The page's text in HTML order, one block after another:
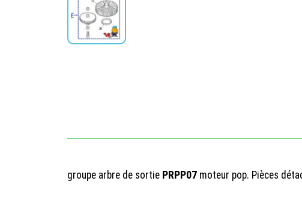
groupe arbre de sortie PRPP07 moteur pop. Pièces